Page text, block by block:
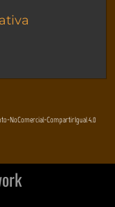
NoComercial-CompartirIgual 4.0